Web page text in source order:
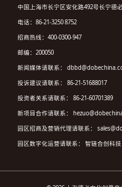
中国上海市长宁区安化路492号长宁德
电话：86-21-3250 8752
招商热线：400-0300-947
邮编：200050
新闻媒体请联系：
投诉建议请联系： 86-21-51688017
投资者关系请联系： 86-21-60701389
新项目合作请联系：
园区招商及营销代理请联系：
园区数字化运营请联系： 智链合创科